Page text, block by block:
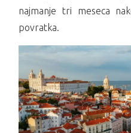
najmanje tri meseca
povratka.